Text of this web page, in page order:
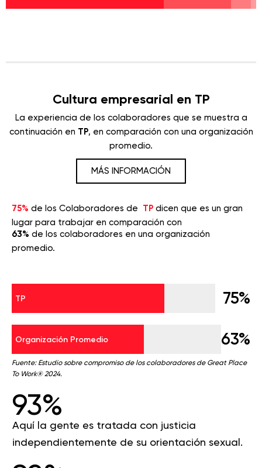
Cultura empresarial en TP
La experiencia de los colaboradores que se muestra a
continuación en TP, en comparación con una organización
promedio.
MÁS INFORMACIÓN
75% de los Colaboradores de TP dicen que es un gran
lugar para trabajar en comparación con
63% de los colaboradores en una organización
promedio.
TP 75%
Organización Promedio 63%
Fuente: Estudio sobre compromiso de los colaboradores de Great Place
To Work® 2024.
93%
Aquí la gente es tratada con justicia
independientemente de su orientación sexual.